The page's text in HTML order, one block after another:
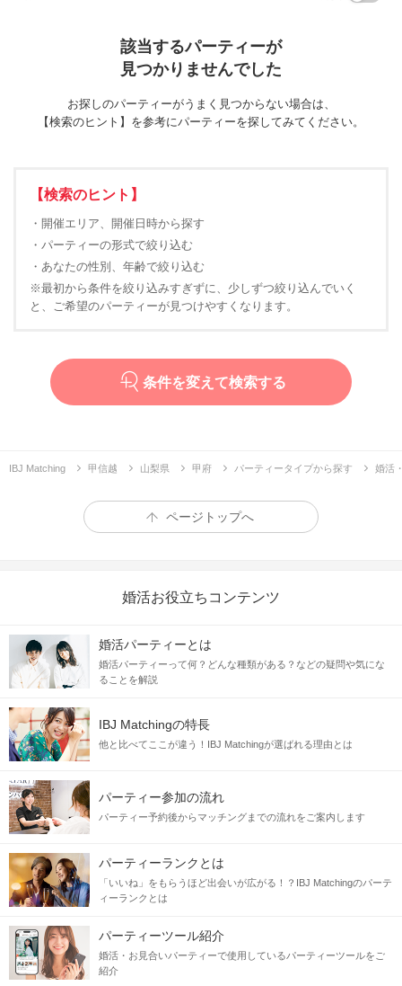
該当するパーティーが
見つかりませんでした
お探しのパーティーがうまく見つからない場合は、
【検索のヒント】を参考にパーティーを探してみてください。
【検索のヒント】
・開催エリア、開催日時から探す
・パーティーの形式で絞り込む
・あなたの性別、年齢で絞り込む
※最初から条件を絞り込みすぎずに、少しずつ絞り込んでいく
と、ご希望のパーティーが見つけやすくなります。
条件を変えて検索する
IBJ Matching 甲信越 山梨県 甲府 パーティータイプから探す 婚活
ページトップへ
婚活お役立ちコンテンツ
婚活パーティーとは
婚活パーティーって何？どんな種類がある？などの疑問や気にな
ることを解説
IBJ Matchingの特長
他と比べてここが違う！IBJ Matchingが選ばれる理由とは
パーティー参加の流れ
パーティー予約後からマッチングまでの流れをご案内します
パーティーランクとは
「いいね」をもらうほど出会いが広がる！？IBJ Matchingのパーテ
ィーランクとは
パーティーツール紹介
婚活・お見合いパーティーで使用しているパーティーツールをご
紹介